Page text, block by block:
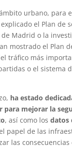
urbano, para
el Plan de
Madrid o la
mostrado el Plan
tráfico más
o el sistema
ha estado
mejorar la
, así como losdatos
papel de las
las consecuencias